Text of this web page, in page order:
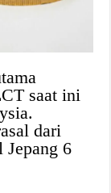
saat ini
dari
Jepang 6